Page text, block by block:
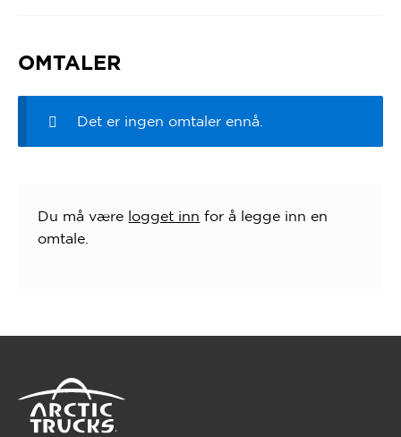
OMTALER
Det er ingen omtaler ennå.
Du må være logget inn for å legge inn en
omtale.